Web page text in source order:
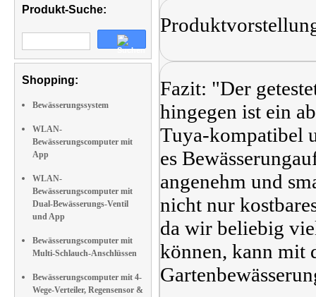
Produkt-Suche:
Shopping:
Bewässerungssystem
WLAN-
Bewässerungscomputer mit
App
WLAN-
Bewässerungscomputer mit
Dual-Bewässerungs-Ventil
und App
Bewässerungscomputer mit
Multi-Schlauch-Anschlüssen
Bewässerungscomputer mit 4-
Wege-Verteiler, Regensensor &
Fazit: "Der
hingegen ist ein
Tuya-kompatibel
es
angenehm und
nicht nur
da wir beliebig
können, kann mit